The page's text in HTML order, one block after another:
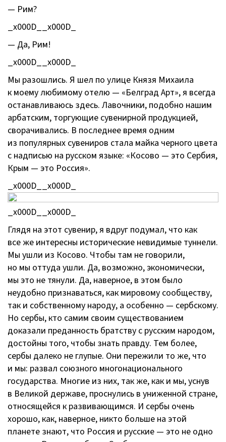
— Рим?
_x000D__x000D_
— Да, Рим!
_x000D__x000D_
Мы разошлись. Я шел по улице Князя Михаила
к моему любимому отелю — «Белград Арт», я всегда
останавливаюсь здесь. Лавочники, подобно нашим
арбатским, торгующие сувенирной продукцией,
сворачивались. В последнее время одним
из популярных сувениров стала майка черного цвета
с надписью на русском языке: «Косово — это Сербия,
Крым — это Россия».
_x000D__x000D_
_x000D__x000D_
Глядя на этот сувенир, я вдруг подумал, что как
все же интересны исторические невидимые туннели.
Мы ушли из Косово. Чтобы там не говорили,
но мы оттуда ушли. Да, возможно, экономически,
мы это не тянули. Да, наверное, в этом было
неудобно признаваться, как мировому сообществу,
так и собственному народу, а особенно — сербскому.
Но сербы, кто самим своим существованием
доказали преданность братству с русским народом,
достойны того, чтобы знать правду. Тем более,
сербы далеко не глупые. Они пережили то же, что
и мы: развал союзного многонационального
государства. Многие из них, так же, как и мы, уснув
в Великой державе, проснулись в униженной стране,
относящейся к развивающимся. И сербы очень
хорошо, как, наверное, никто больше на этой
планете знают, что Россия и русские — это не одно